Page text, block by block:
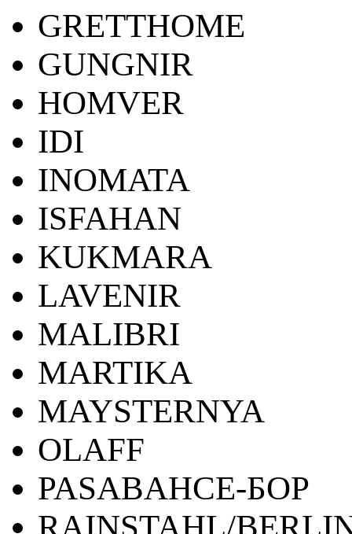
GRETTHOME
GUNGNIR
HOMVER
IDI
INOMATA
ISFAHAN
KUKMARA
LAVENIR
MALIBRI
MARTIKA
MAYSTERNYA
OLAFF
PASABAHCE-БОР
RAINSTAHL/